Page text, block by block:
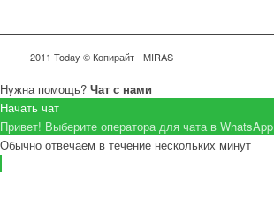
2011-Today © Копирайт - MIRAS
Нужна помощь? Чат с нами
Начать чат
Привет! Выберите оператора для чата в WhatsApp
Обычно отвечаем в течение нескольких минут